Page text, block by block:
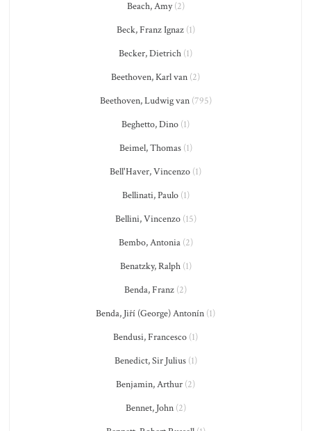
Beach, Amy(2)
Beck, Franz Ignaz(1)
Becker, Dietrich (1)
Beethoven, Karl van (2)
Beethoven, Ludwig van(795)
Beghetto, Dino (1)
Beimel, Thomas(1)
Bell'Haver, Vincenzo (1)
Bellinati, Paulo(1)
Bellini, Vincenzo(15)
Bembo, Antonia(2)
Benatzky, Ralph(1)
Benda, Franz (2)
Benda, Jiří (George) Antonín (1)
Bendusi, Francesco (1)
Benedict, Sir Julius(1)
Benjamin, Arthur (2)
Bennet, John(2)